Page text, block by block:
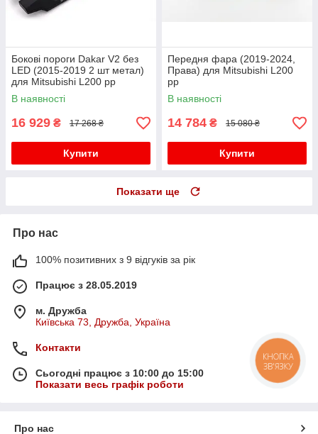
Бокові пороги Dakar V2 без
LED (2015-2019 2 шт метал)
для Mitsubishi L200 рр
В наявності
16 929 ₴ 17 268 ₴
Купити
Передня фара (2019-2024,
Права) для Mitsubishi L200
рр
В наявності
14 784 ₴ 15 080 ₴
Купити
Показати ще
Про нас
100% позитивних з 9 відгуків за рік
Працює з 28.05.2019
м. Дружба
Київська 73, Дружба, Україна
Контакти
Сьогодні працює з 10:00 до 15:00
Показати весь графік роботи
Про нас
КНОПКА
ЗВ'ЯЗКУ